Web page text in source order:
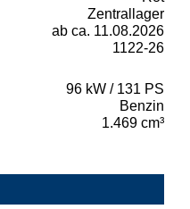
Zentrallager
ab ca. 11.08.2026
1122-26
96 kW / 131 PS
Benzin
1.469 cm³